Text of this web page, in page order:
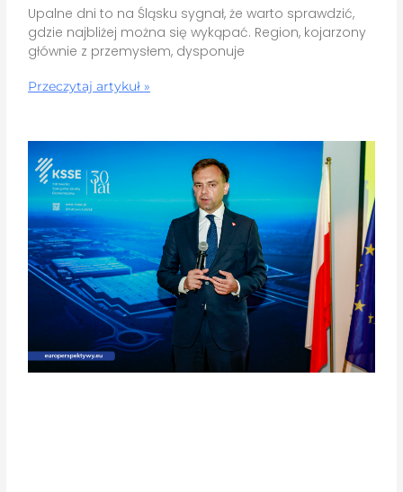
Upalne dni to na Śląsku sygnał, że warto sprawdzić,
gdzie najbliżej można się wykąpać. Region, kojarzony
głównie z przemysłem, dysponuje
Przeczytaj artykuł »